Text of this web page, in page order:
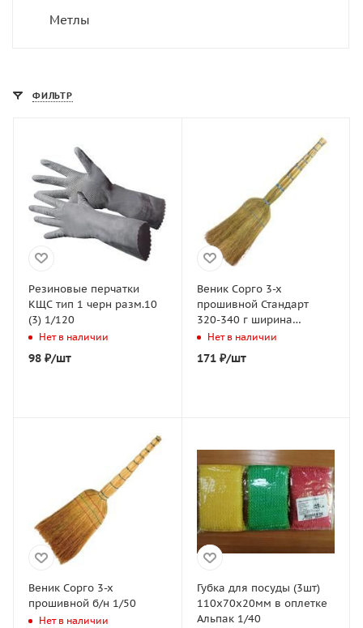
Метлы
ФИЛЬТР
Резиновые перчатки
КЩС тип 1 черн разм.10
(3) 1/120
Нет в наличии
98 ₽/шт
Веник Сорго 3-х
прошивной Стандарт
320-340 г ширина
метелки 27-30 см длина
79 см 1/50
Нет в наличии
171₽/шт
Веник Сорго 3-х
прошивной б/н 1/50
Нет в наличии
Губка для посуды (3шт)
110х70х20мм в оплетке
Альпак 1/40